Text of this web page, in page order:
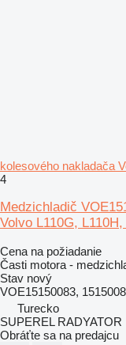
kolesového nakladača
4
Medzichladič
Volvo L110G,
Cena na požiadanie
Časti motora -
Stav nový
VOE15150083,
Turecko
SUPEREL RADYATOR
Obráťte sa na predajcu